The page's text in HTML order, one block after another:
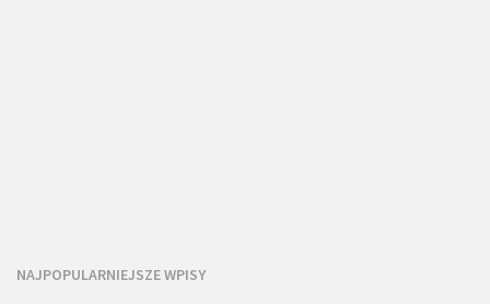
NAJPOPULARNIEJSZE WPISY